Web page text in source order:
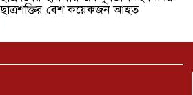
ছাত্রশক্তির বেশ কয়েকজন আহত
মির্জাপুর পূর্ব ৮নং ওয়ার্ড বিএনপির